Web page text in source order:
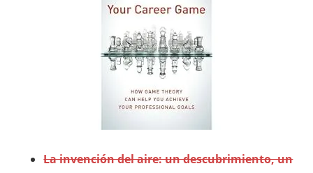
La invención del aire: un descubrimiento, un